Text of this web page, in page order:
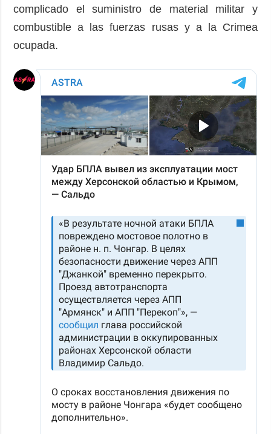
complicado el suministro de material militar y
combustible a las fuerzas rusas y a la Crimea
ocupada.